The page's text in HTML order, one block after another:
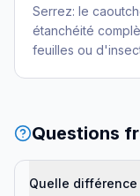
Serrez: le
étanchéité
feuilles ou
Questions
Quelle